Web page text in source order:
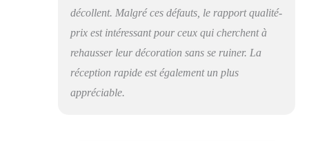
outils installés et aux
instructions détaillées.
Si vous avez des
l'assemblage,
décollent. Malgré ces défauts, le rapport qualité-
prix est intéressant pour ceux qui cherchent à
rehausser leur décoration sans se ruiner. La
réception rapide est également un plus
appréciable.